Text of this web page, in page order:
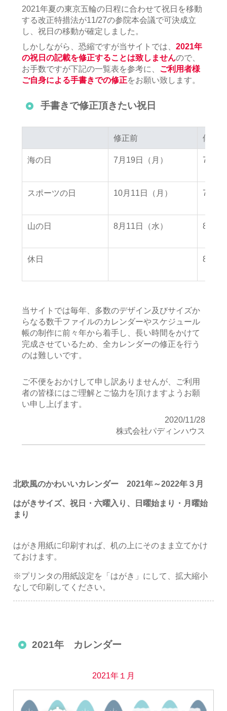
2021年夏の東京五輪の日程に合わせて祝日を移動
する改正特措法が11/27の参院本会議で可決成立
し、祝日の移動が確定しました。
しかしながら、恐縮ですが当サイトでは、 2021年
の祝日の記載を修正することは致しませんので、
お手数ですが下記の一覧表を参考に、 ご利用者様
ご自身による手書きでの修正をお願い致します。
手書きで修正頂きたい祝日
修正前 修正後
海の日 7月19日（月） 7月22
スポーツの日 10月11日（月） 7月23
山の日 8月11日（水） 8月8
休日 8月9
修正前 修正後
当サイトでは毎年、多数のデザイン及びサイズか
らなる数千ファイルのカレンダーやスケジュール
帳の制作に前々年から着手し、長い時間をかけて
完成させているため、全カレンダーの修正を行う
のは難しいです。
ご不便をおかけして申し訳ありませんが、ご利用
者の皆様にはご理解とご協力を頂けますようお願
い申し上げます。
2020/11/28
株式会社パディンハウス
北欧風のかわいいカレンダー 2021年～2022年３月
はがきサイズ、祝日・六曜入り、日曜始まり・月曜始
まり
はがき用紙に印刷すれば、机の上にそのまま立てかけ
ておけます。
※プリンタの用紙設定を「はがき」にして、拡大縮小
なしで印刷してください。
2021年 カレンダー
2021年１月